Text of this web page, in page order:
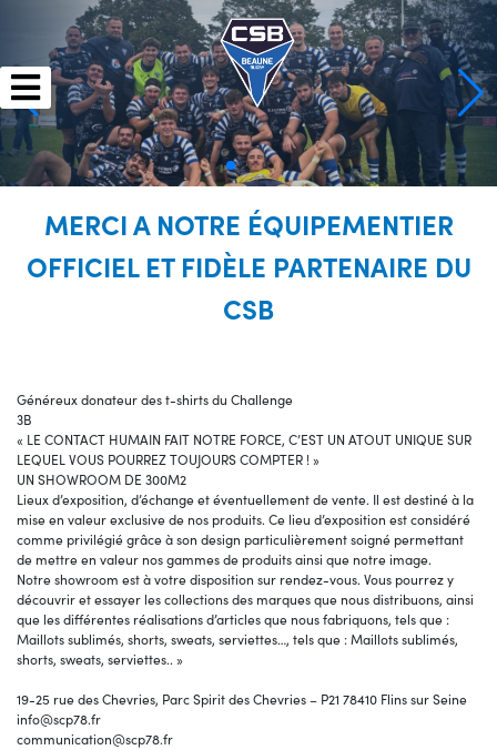
MERCI A NOTRE ÉQUIPEMENTIER
OFFICIEL ET FIDÈLE PARTENAIRE DU
CSB
Généreux donateur des t-shirts du Challenge
3B
« LE CONTACT HUMAIN FAIT NOTRE FORCE, C’EST UN ATOUT UNIQUE SUR
LEQUEL VOUS POURREZ TOUJOURS COMPTER ! »
UN SHOWROOM DE 300M2
Lieux d’exposition, d’échange et éventuellement de vente. Il est destiné à la
mise en valeur exclusive de nos produits. Ce lieu d’exposition est considéré
comme privilégié grâce à son design particulièrement soigné permettant
de mettre en valeur nos gammes de produits ainsi que notre image.
Notre showroom est à votre disposition sur rendez-vous. Vous pourrez y
découvrir et essayer les collections des marques que nous distribuons, ainsi
que les différentes réalisations d’articles que nous fabriquons, tels que :
Maillots sublimés, shorts, sweats, serviettes…, tels que : Maillots sublimés,
shorts, sweats, serviettes.. »
19-25 rue des Chevries, Parc Spirit des Chevries – P21 78410 Flins sur Seine
info@scp78.fr
communication@scp78.fr